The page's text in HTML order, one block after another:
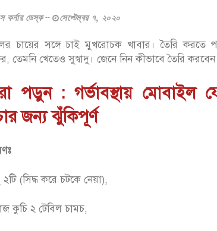
কর্নার ডেস্ক সেপ্টেম্বর ৭, ২০২০
চায়ের সঙ্গে চাই মুখরোচক খাবার। তৈরি
তেমনি খেতেও সুস্বাদু। জেনে নিন কীভাবে তৈরি
পড়ুন : গর্ভাবস্থায়
জন্য ঝুঁকিপূর্ণ
(সিদ্ধ করে চটকে নেয়া),
কুচি ২ টেবিল চামচ,